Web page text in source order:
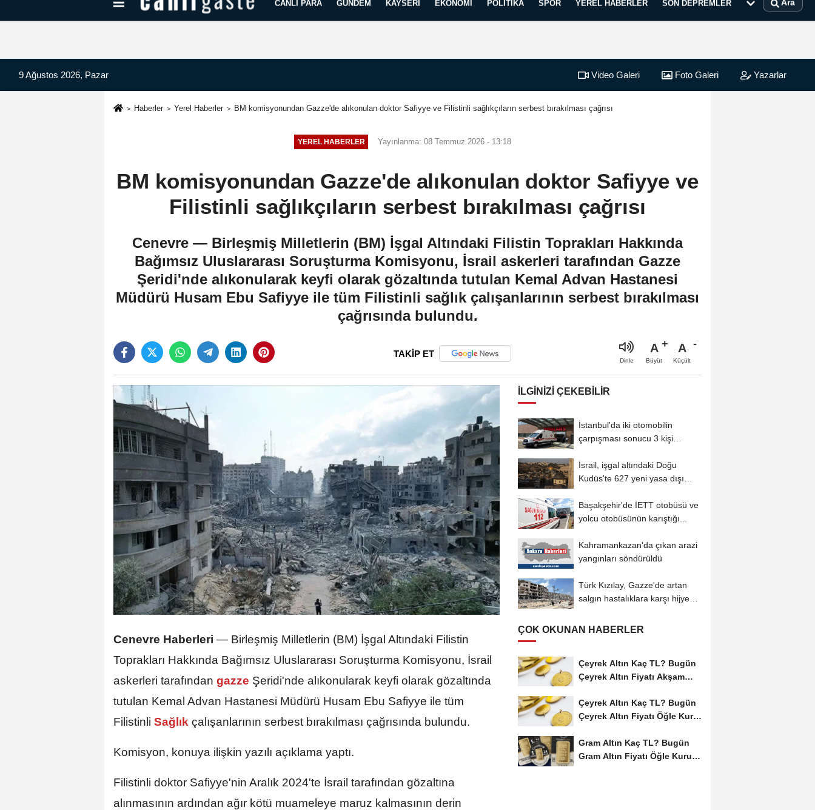
Kayseri Haberleri Can Radyo Dinle
CANLI PARA GÜNDEM KAYSERI EKONOMI POLITIKA SPOR YEREL HABERLER SON DEPREMLER Ara
9 Ağustos 2026, Pazar Video Galeri Foto Galeri Yazarlar
Haberler Yerel Haberler BM komisyonundan Gazze'de alıkonulan doktor Safiyye ve Filistinli sağlıkçıların serbest bırakılması çağrısı
YEREL HABERLER Yayınlanma: 08 Temmuz 2026 - 13:18
BM komisyonundan Gazze'de alıkonulan doktor Safiyye ve
Filistinli sağlıkçıların serbest bırakılması çağrısı
Cenevre — Birleşmiş Milletlerin (BM) İşgal Altındaki Filistin Toprakları Hakkında
Bağımsız Uluslararası Soruşturma Komisyonu, İsrail askerleri tarafından Gazze
Şeridi'nde alıkonularak keyfi olarak gözaltında tutulan Kemal Advan Hastanesi
Müdürü Husam Ebu Safiyye ile tüm Filistinli sağlık çalışanlarının serbest bırakılması
çağrısında bulundu.
TAKİP ET
Dinle
A
Büyüt
A
Küçült
Cenevre Haberleri — Birleşmiş Milletlerin (BM) İşgal Altındaki Filistin
Toprakları Hakkında Bağımsız Uluslararası Soruşturma Komisyonu, İsrail
askerleri tarafından gazze Şeridi'nde alıkonularak keyfi olarak gözaltında
tutulan Kemal Advan Hastanesi Müdürü Husam Ebu Safiyye ile tüm
Filistinli Sağlık çalışanlarının serbest bırakılması çağrısında bulundu.
Komisyon, konuya ilişkin yazılı açıklama yaptı.
Filistinli doktor Safiyye'nin Aralık 2024'te İsrail tarafından gözaltına
alınmasının ardından ağır kötü muameleye maruz kalmasının derin
İLGINIZI ÇEKEBILIR
İstanbul'da iki otomobilin
çarpışması sonucu 3 kişi
İsrail, işgal altındaki Doğu
Kudüs'te 627 yeni yasa dışı
Başakşehir'de İETT otobüsü ve
yolcu otobüsünün karıştığı...
Kahramankazan'da çıkan arazi
yangınları söndürüldü
Türk Kızılay, Gazze'de artan
salgın hastalıklara karşı hijyen
ÇOK OKUNAN HABERLER
Çeyrek Altın Kaç TL? Bugün
Çeyrek Altın Fiyatı Akşam
Çeyrek Altın Kaç TL? Bugün
Çeyrek Altın Fiyatı Öğle Kuru
Gram Altın Kaç TL? Bugün
Gram Altın Fiyatı Öğle Kuru